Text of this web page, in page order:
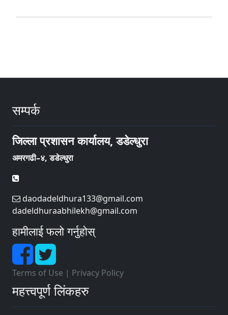
सम्पर्क
जिल्ला प्रशासन कार्यालय, डडेल्धुरा
अमरगढी–४, डडेल्धुरा
daodadeldhura133@gmail.com
dadeldhuraabhilekh@gmail.com
हामीलाई फलो गर्नुहोस्
Terms of Use | Privacy Policy
महत्त्वपूर्ण लिंकहरु